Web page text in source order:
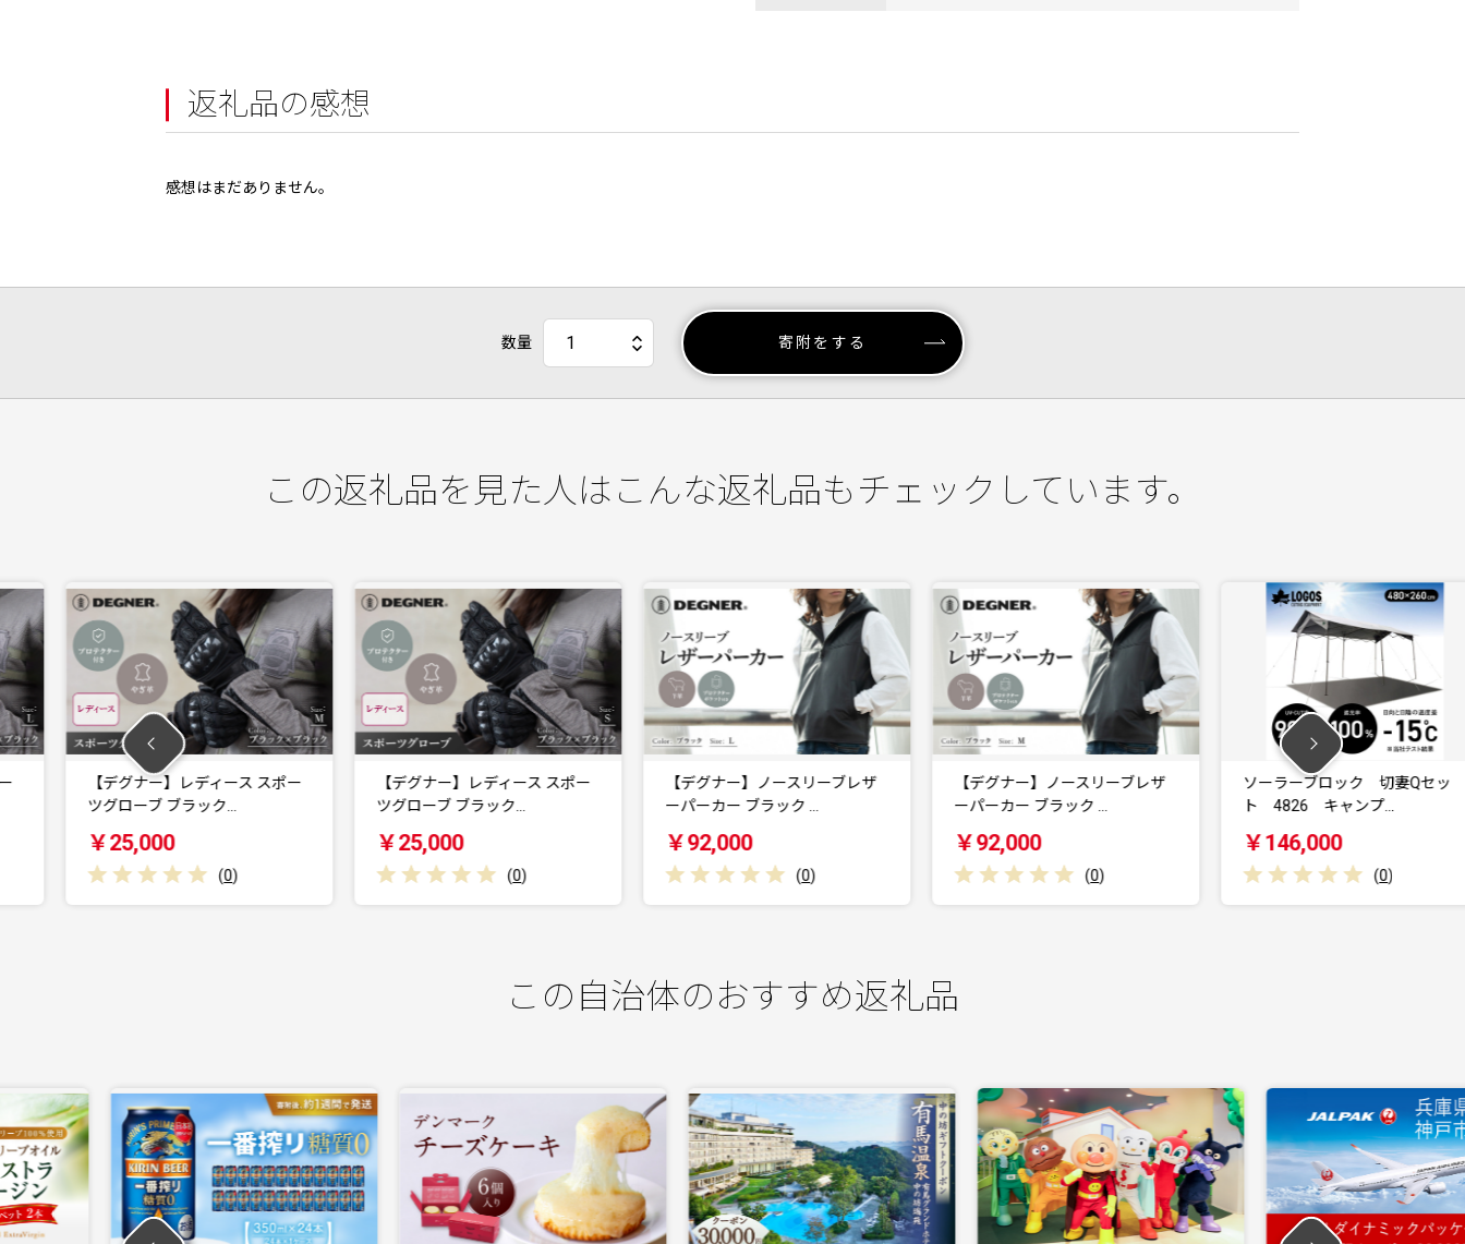
返礼品の感想
感想はまだありません。
数量 寄附をする
この返礼品を見た人はこんな返礼品もチェックしています。
ィース スポー
【デグナー】レディース スポー
ツグローブ ブラック…
【デグナー】ノースリーブレザ
ーパーカー ブラック …
【デグナー】ノースリーブレザ
ーパーカー ブラック …
ソーラーブロック 切妻Qセッ
ト 4826 キャンプ…
ソーラーブロッ
ト 2727 キャ
この自治体のおすすめ返礼品